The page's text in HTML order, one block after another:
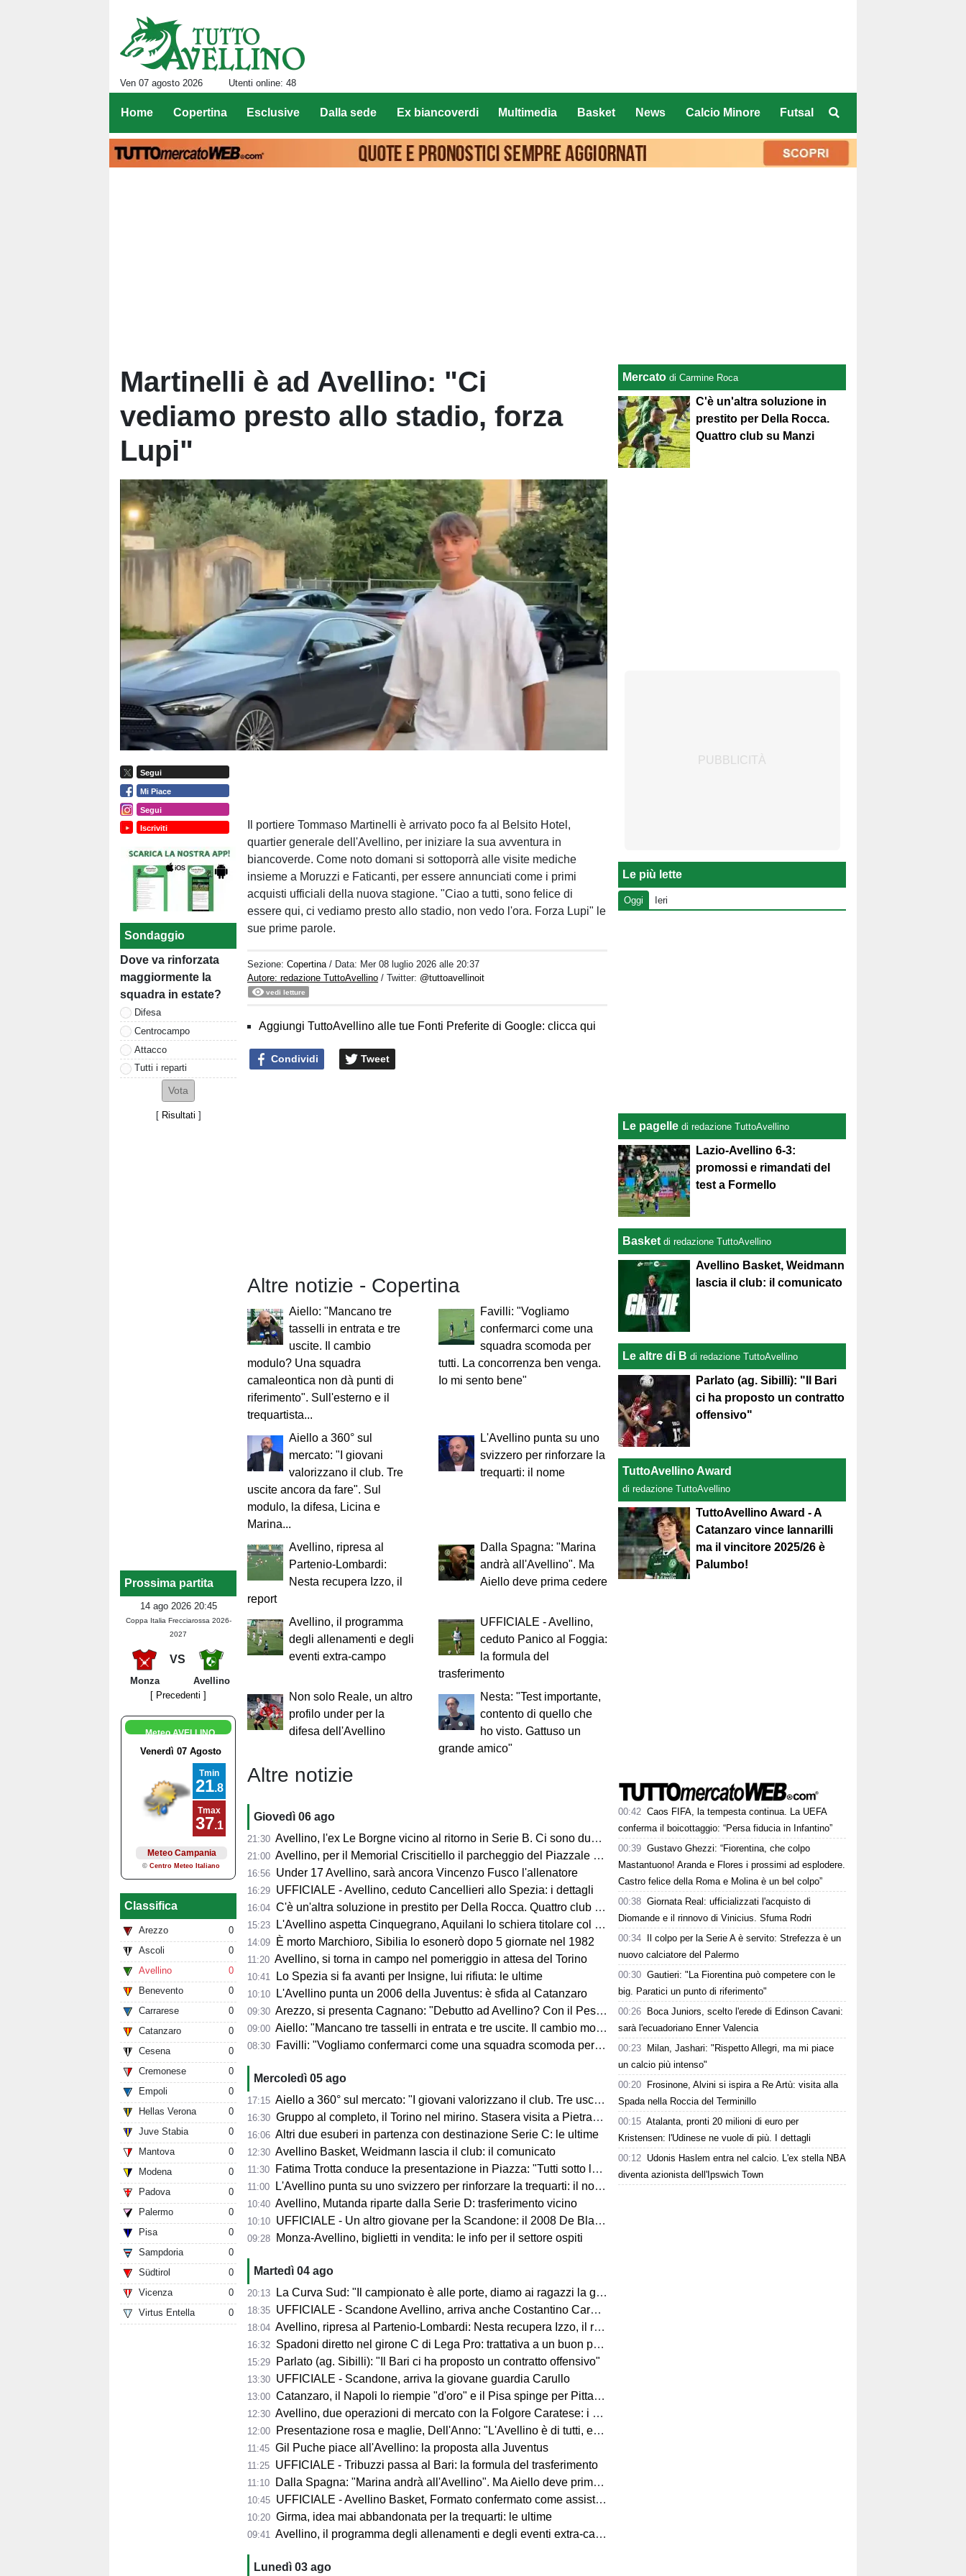
Ven 07 agosto 2026 Utenti online: 48
Home Copertina Esclusive Dalla sede Ex biancoverdi Multimedia Basket News Calcio Minore Futsal
Martinelli è ad Avellino: "Ci
vediamo presto allo stadio, forza
Lupi"
Segui
Mi Piace
Segui
Iscriviti
Sondaggio
Dove va rinforzata
maggiormente la
squadra in estate?
Difesa
Centrocampo
Attacco
Tutti i reparti
[ Risultati ]
Prossima partita
14 ago 2026 20:45
Coppa Italia Frecciarossa 2026-
2027
VS
Monza
Avellino
[ Precedenti ]
Meteo AVELLINO
Classifica
Arezzo
0
Ascoli
0
Avellino
0
Benevento
0
Carrarese
0
Catanzaro
0
Cesena
0
Cremonese
0
Empoli
0
Hellas Verona
0
Juve Stabia
0
Mantova
0
Modena
0
Padova
0
Palermo
0
Pisa
0
Sampdoria
0
Südtirol
0
Vicenza
0
Virtus Entella
0
Il portiere Tommaso Martinelli è arrivato poco fa al Belsito Hotel,
quartier generale dell'Avellino, per iniziare la sua avventura in
biancoverde. Come noto domani si sottoporrà alle visite mediche
insieme a Moruzzi e Faticanti, per essere annunciati come i primi
acquisti ufficiali della nuova stagione. "Ciao a tutti, sono felice di
essere qui, ci vediamo presto allo stadio, non vedo l'ora. Forza Lupi" le
sue prime parole.
Sezione:Copertina / Data: Mer 08 luglio 2026 alle 20:37
Autore: redazione TuttoAvellino / Twitter: @tuttoavellinoit
vedi letture
Aggiungi TuttoAvellino alle tue Fonti Preferite di Google: clicca qui
Condividi Tweet
Altre notizie - Copertina
Aiello: "Mancano tre
tasselli in entrata e tre
uscite. Il cambio
modulo? Una squadra
camaleontica non dà punti di
riferimento". Sull'esterno e il
trequartista...
Favilli: "Vogliamo
confermarci come una
squadra scomoda per
tutti. La concorrenza ben venga.
Io mi sento bene"
Aiello a 360° sul
mercato: "I giovani
valorizzano il club. Tre
uscite ancora da fare". Sul
modulo, la difesa, Licina e
Marina...
L'Avellino punta su uno
svizzero per rinforzare la
trequarti: il nome
Avellino, ripresa al
Partenio-Lombardi:
Nesta recupera Izzo, il
report
Dalla Spagna: "Marina
andrà all'Avellino". Ma
Aiello deve prima cedere
Avellino, il programma
degli allenamenti e degli
eventi extra-campo
UFFICIALE - Avellino,
ceduto Panico al Foggia:
la formula del
trasferimento
Non solo Reale, un altro
profilo under per la
difesa dell'Avellino
Nesta: "Test importante,
contento di quello che
ho visto. Gattuso un
grande amico"
Altre notizie
Giovedì 06 ago
21:30 Avellino, l'ex Le Borgne vicino al ritorno in Serie B. Ci sono due club sul francese
21:00 Avellino, per il Memorial Criscitiello il parcheggio del Piazzale degli Irpini è occupato. I tifosi possono parcheggiare al Campo Genova
16:56 Under 17 Avellino, sarà ancora Vincenzo Fusco l'allenatore
16:29 UFFICIALE - Avellino, ceduto Cancellieri allo Spezia: i dettagli
16:04 C'è un'altra soluzione in prestito per Della Rocca. Quattro club su Manzi
15:23 L'Avellino aspetta Cinquegrano, Aquilani lo schiera titolare col Sassuolo
14:09 È morto Marchioro, Sibilia lo esonerò dopo 5 giornate nel 1982
11:20 Avellino, si torna in campo nel pomeriggio in attesa del Torino
10:41 Lo Spezia si fa avanti per Insigne, lui rifiuta: le ultime
10:10 L'Avellino punta un 2006 della Juventus: è sfida al Catanzaro
09:30 Arezzo, si presenta Cagnano: "Debutto ad Avellino? Con il Pescara andò bene. Gol dell'ex? Ho rispetto per la piazza e i compagni, non esulterei"
09:00 Aiello: "Mancano tre tasselli in entrata e tre uscite. Il cambio modulo? Una squadra camaleontica non dà punti di riferimento". Sull'esterno e il trequartista...
08:30 Favilli: "Vogliamo confermarci come una squadra scomoda per tutti. La concorrenza ben venga. Io mi sento bene"
Mercoledì 05 ago
17:15 Aiello a 360° sul mercato: "I giovani valorizzano il club. Tre uscite ancora da fare". Sul modulo, la difesa, Licina e Marina...
16:30 Gruppo al completo, il Torino nel mirino. Stasera visita a Pietrastornina
16:06 Altri due esuberi in partenza con destinazione Serie C: le ultime
12:30 Avellino Basket, Weidmann lascia il club: il comunicato
11:30 Fatima Trotta conduce la presentazione in Piazza: "Tutti sotto lo stesso cielo"
11:00 L'Avellino punta su uno svizzero per rinforzare la trequarti: il nome
10:40 Avellino, Mutanda riparte dalla Serie D: trasferimento vicino
10:10 UFFICIALE - Un altro giovane per la Scandone: il 2008 De Blasio
09:28 Monza-Avellino, biglietti in vendita: le info per il settore ospiti
Martedì 04 ago
20:13 La Curva Sud: "Il campionato è alle porte, diamo ai ragazzi la giusta carica"
18:35 UFFICIALE - Scandone Avellino, arriva anche Costantino Carullo
18:04 Avellino, ripresa al Partenio-Lombardi: Nesta recupera Izzo, il report
16:32 Spadoni diretto nel girone C di Lega Pro: trattativa a un buon punto
15:29 Parlato (ag. Sibilli): "Il Bari ci ha proposto un contratto offensivo"
13:30 UFFICIALE - Scandone, arriva la giovane guardia Carullo
13:00 Catanzaro, il Napoli lo riempie "d'oro" e il Pisa spinge per Pittarello
12:30 Avellino, due operazioni di mercato con la Folgore Caratese: i nomi
12:00 Presentazione rosa e maglie, Dell'Anno: "L'Avellino è di tutti, ecco cosa faremo"
11:45 Gil Puche piace all'Avellino: la proposta alla Juventus
11:25 UFFICIALE - Tribuzzi passa al Bari: la formula del trasferimento
11:10 Dalla Spagna: "Marina andrà all'Avellino". Ma Aiello deve prima cedere
10:45 UFFICIALE - Avellino Basket, Formato confermato come assistant coach
10:20 Girma, idea mai abbandonata per la trequarti: le ultime
09:41 Avellino, il programma degli allenamenti e degli eventi extra-campo
Lunedì 03 ago
Mercato di Carmine Roca
C'è un'altra soluzione in
prestito per Della Rocca.
Quattro club su Manzi
Le più lette
Oggi Ieri
Le pagelle di redazione TuttoAvellino
Lazio-Avellino 6-3:
promossi e rimandati del
test a Formello
Basket di redazione TuttoAvellino
Avellino Basket, Weidmann
lascia il club: il comunicato
Le altre di B di redazione TuttoAvellino
Parlato (ag. Sibilli): "Il Bari
ci ha proposto un contratto
offensivo"
TuttoAvellino Award
di redazione TuttoAvellino
TuttoAvellino Award - A
Catanzaro vince Iannarilli
ma il vincitore 2025/26 è
Palumbo!
00:42 Caos FIFA, la tempesta continua. La UEFA
conferma il boicottaggio: “Persa fiducia in Infantino”
00:39 Gustavo Ghezzi: “Fiorentina, che colpo
Mastantuono! Aranda e Flores i prossimi ad esplodere.
Castro felice della Roma e Molina è un bel colpo”
00:38 Giornata Real: ufficializzati l'acquisto di
Diomande e il rinnovo di Vinicius. Sfuma Rodri
00:34
Il colpo per la Serie A è servito: Strefezza è un
nuovo calciatore del Palermo
00:30 Gautieri: "La Fiorentina può competere con le
big. Paratici un punto di riferimento"
00:26
Boca Juniors, scelto l'erede di Edinson Cavani:
sarà l'ecuadoriano Enner Valencia
00:23
Milan, Jashari: "Rispetto Allegri, ma mi piace
un calcio più intenso"
00:20
Frosinone, Alvini si ispira a Re Artù: visita alla
Spada nella Roccia del Terminillo
00:15 Atalanta, pronti 20 milioni di euro per
Kristensen: l'Udinese ne vuole di più. I dettagli
00:12 Udonis Haslem entra nel calcio. L'ex stella NBA
diventa azionista dell'Ipswich Town